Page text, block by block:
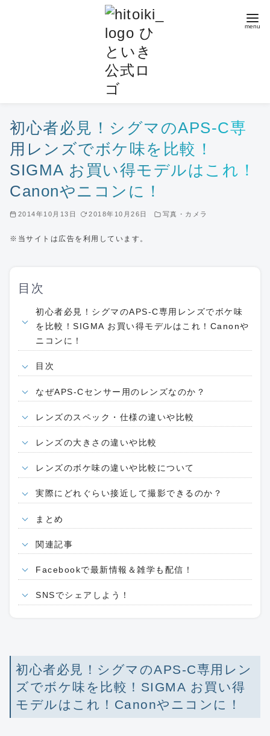
初心者必見！シグマのAPS-C専
用レンズでボケ味を比較！
SIGMA お買い得モデルはこれ！
Canonやニコンに！
2014年10月13日 2018年10月26日 写真・カメラ
※当サイトは広告を利用しています。
目次
初心者必見！シグマのAPS-C専用レンズでボケ味
を比較！SIGMA お買い得モデルはこれ！Canonや
ニコンに！
目次
なぜAPS-Cセンサー用のレンズなのか？
レンズのスペック・仕様の違いや比較
レンズの大きさの違いや比較
レンズのボケ味の違いや比較について
実際にどれぐらい接近して撮影できるのか？
まとめ
関連記事
Facebookで最新情報＆雑学も配信！
SNSでシェアしよう！
初心者必見！シグマのAPS-C専用レン
ズでボケ味を比較！SIGMA お買い得
モデルはこれ！Canonやニコンに！